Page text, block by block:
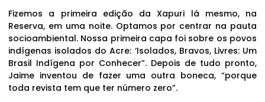
Fizemos a primeira edição da Xapuri lá mesmo, na
Reserva, em uma noite. Optamos por centrar na pauta
socioambiental. Nossa primeira capa foi sobre os povos
indígenas isolados do Acre: ‘Isolados, Bravos, Livres: Um
Brasil Indígena por Conhecer”. Depois de tudo pronto,
Jaime inventou de fazer uma outra boneca, “porque
toda revista tem que ter número zero”.